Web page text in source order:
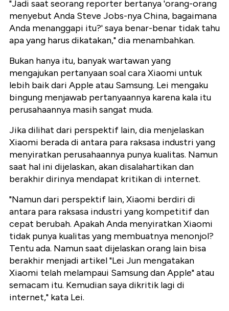
"Jadi saat seorang reporter bertanya 'orang-orang
menyebut Anda Steve Jobs-nya China, bagaimana
Anda menanggapi itu?' saya benar-benar tidak tahu
apa yang harus dikatakan," dia menambahkan.
Bukan hanya itu, banyak wartawan yang
mengajukan pertanyaan soal cara Xiaomi untuk
lebih baik dari Apple atau Samsung. Lei mengaku
bingung menjawab pertanyaannya karena kala itu
perusahaannya masih sangat muda.
Jika dilihat dari perspektif lain, dia menjelaskan
Xiaomi berada di antara para raksasa industri yang
menyiratkan perusahaannya punya kualitas. Namun
saat hal ini dijelaskan, akan disalahartikan dan
berakhir dirinya mendapat kritikan di internet.
"Namun dari perspektif lain, Xiaomi berdiri di
antara para raksasa industri yang kompetitif dan
cepat berubah. Apakah Anda menyiratkan Xiaomi
tidak punya kualitas yang membuatnya menonjol?
Tentu ada. Namun saat dijelaskan orang lain bisa
berakhir menjadi artikel "Lei Jun mengatakan
Xiaomi telah melampaui Samsung dan Apple" atau
semacam itu. Kemudian saya dikritik lagi di
internet," kata Lei.